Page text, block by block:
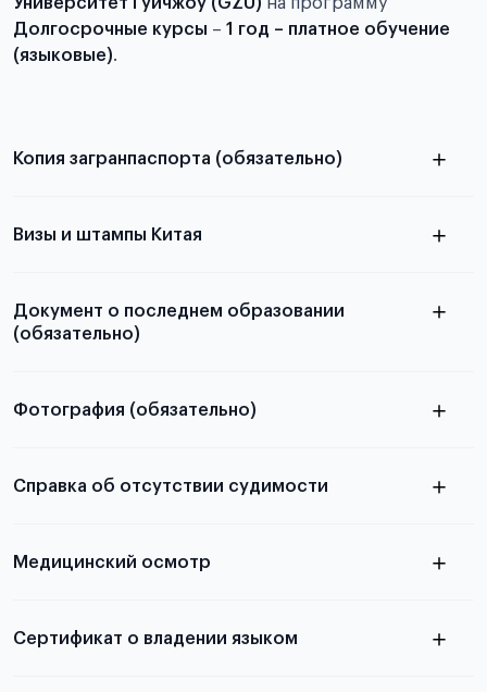
Долгосрочные курсы – 1 год – платное обучение
(языковые).
Копия загранпаспорта (обязательно)
паспорта
Визы и штампы Китая
Документ о последнем образовании
(обязательно)
абитуриентов, изложена в статье.
Фотография (обязательно)
принимаются
Справка об отсутствии судимости
Медицинский осмотр
Для примеров заполнения и пустых
Сертификат о владении языком